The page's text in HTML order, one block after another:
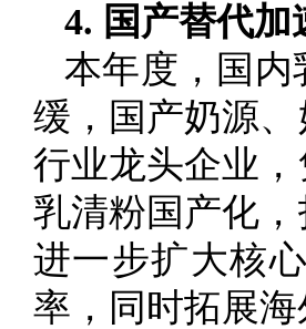
4. 国产替代加
本年度，国内
缓，国产奶源
行业龙头企业
乳清粉国产化
进一步扩大核
率，同时拓展